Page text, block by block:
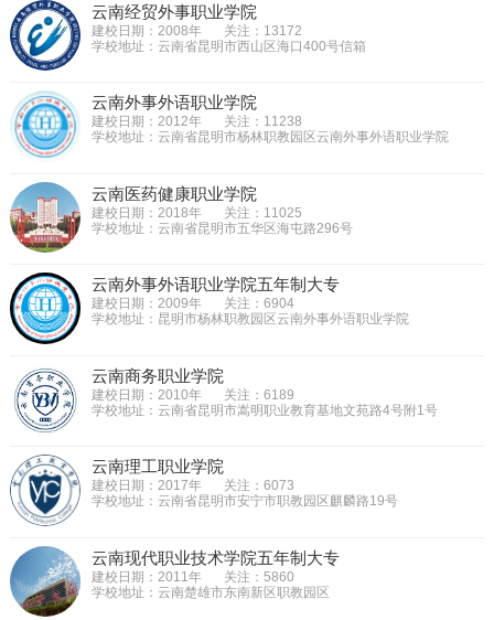
云南经贸外事职业学院
建校日期：2008年
关注：13172
学校地址：云南省昆明市西山区海口400号信箱
云南外事外语职业学院
建校日期：2012年
关注：11238
学校地址：云南省昆明市杨林职教园区云南外事外语职业学院
云南医药健康职业学院
建校日期：2018年
关注：11025
学校地址：云南省昆明市五华区海屯路296号
云南外事外语职业学院五年制大专
建校日期：2009年
关注：6904
学校地址：昆明市杨林职教园区云南外事外语职业学院
云南商务职业学院
建校日期：2010年
关注：6189
学校地址：云南省昆明市嵩明职业教育基地文苑路4号附1号
云南理工职业学院
建校日期：2017年
关注：6073
学校地址：云南省昆明市安宁市职教园区麒麟路19号
云南现代职业技术学院五年制大专
建校日期：2011年
关注：5860
学校地址：云南楚雄市东南新区职教园区